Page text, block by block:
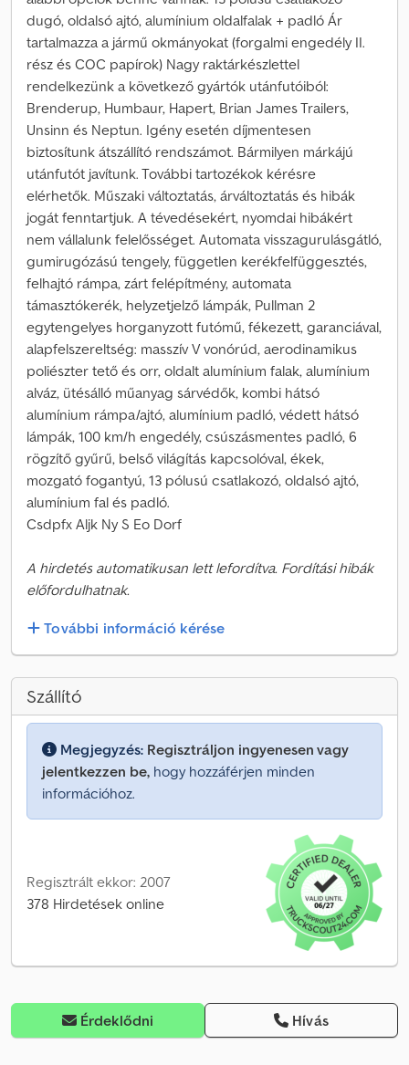
dugó, oldalsó ajtó, alumínium oldalfalak + padló Ár
tartalmazza a jármű okmányokat (forgalmi engedély II.
rész és COC papírok) Nagy raktárkészlettel
rendelkezünk a következő gyártók utánfutóiból:
Brenderup, Humbaur, Hapert, Brian James Trailers,
Unsinn és Neptun. Igény esetén díjmentesen
biztosítunk átszállító rendszámot. Bármilyen márkájú
utánfutót javítunk. További tartozékok kérésre
elérhetők. Műszaki változtatás, árváltoztatás és hibák
jogát fenntartjuk. A tévedésekért, nyomdai hibákért
nem vállalunk felelősséget. Automata visszagurulásgátló,
gumirugózású tengely, független kerékfelfüggesztés,
felhajtó rámpa, zárt felépítmény, automata
támasztókerék, helyzetjelző lámpák, Pullman 2
egytengelyes horganyzott futómű, fékezett, garanciával,
alapfelszereltség: masszív V vonórúd, aerodinamikus
poliészter tető és orr, oldalt alumínium falak, alumínium
alváz, ütésálló műanyag sárvédők, kombi hátsó
alumínium rámpa/ajtó, alumínium padló, védett hátsó
lámpák, 100 km/h engedély, csúszásmentes padló, 6
rögzítő gyűrű, belső világítás kapcsolóval, ékek,
mozgató fogantyú, 13 pólusú csatlakozó, oldalsó ajtó,
alumínium fal és padló.
Csdpfx Aljk Ny S Eo Dorf
A hirdetés automatikusan lett lefordítva. Fordítási hibák
előfordulhatnak.
További információ kérése
Szállító
Megjegyzés: Regisztráljon ingyenesen vagy
jelentkezzen be, hogy hozzáférjen minden
információhoz.
Regisztrált ekkor: 2007
378 Hirdetések online
Érdeklődni Hívás